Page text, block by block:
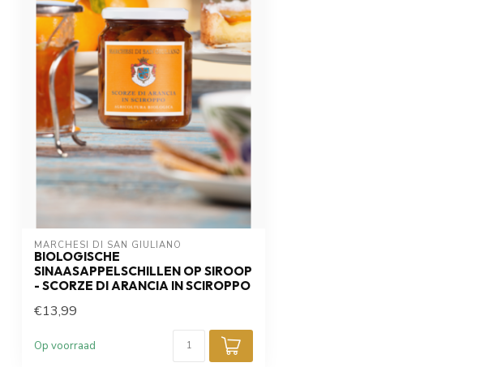
MARCHESI DI SAN GIULIANO
BIOLOGISCHE
SINAASAPPELSCHILLEN OP SIROOP
- SCORZE DI ARANCIA IN SCIROPPO
€13,99
Op voorraad